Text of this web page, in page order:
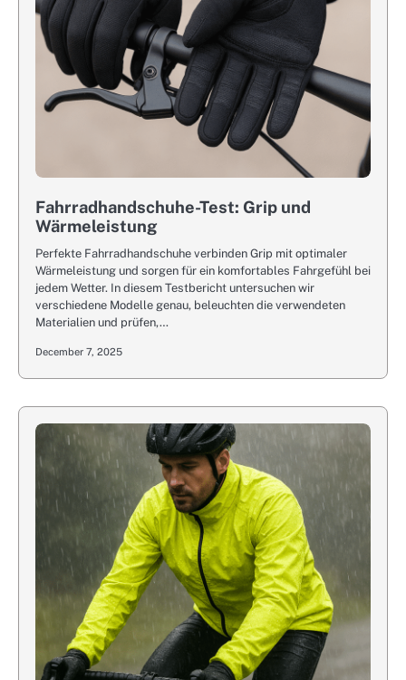
Fahrradhandschuhe-Test: Grip und
Wärmeleistung
Perfekte Fahrradhandschuhe verbinden Grip mit optimaler
Wärmeleistung und sorgen für ein komfortables Fahrgefühl bei
jedem Wetter. In diesem Testbericht untersuchen wir
verschiedene Modelle genau, beleuchten die verwendeten
Materialien und prüfen,…
December 7, 2025